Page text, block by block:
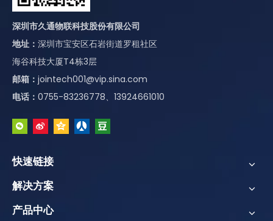
深圳市久通物联科技股份有限公司
地址： 深圳市宝安区石岩街道罗租社区
海谷科技大厦T4栋3层
邮箱： jointech001@vip.sina.com
电话： 0755-83236778、13924661010
快速链接
解决方案
产品中心